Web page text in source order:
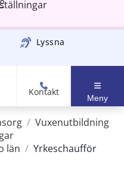
Lyssna
Kontakt
Meny
/ Vuxenutbildning
län / Yrkeschaufför